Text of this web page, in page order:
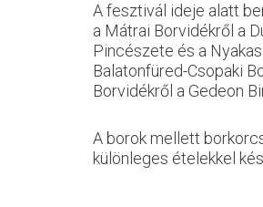
A fesztivál ideje alatt
a Mátrai Borvidékről a
Pincészete és a
Balatonfüred-Csopaki
Borvidékről a Gedeon
A borok mellett
különleges ételekkel